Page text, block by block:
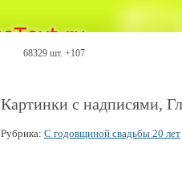
68329 шт. +107
Картинки с надписями,
Рубрика: С годовщиной свадьбы 20 лет